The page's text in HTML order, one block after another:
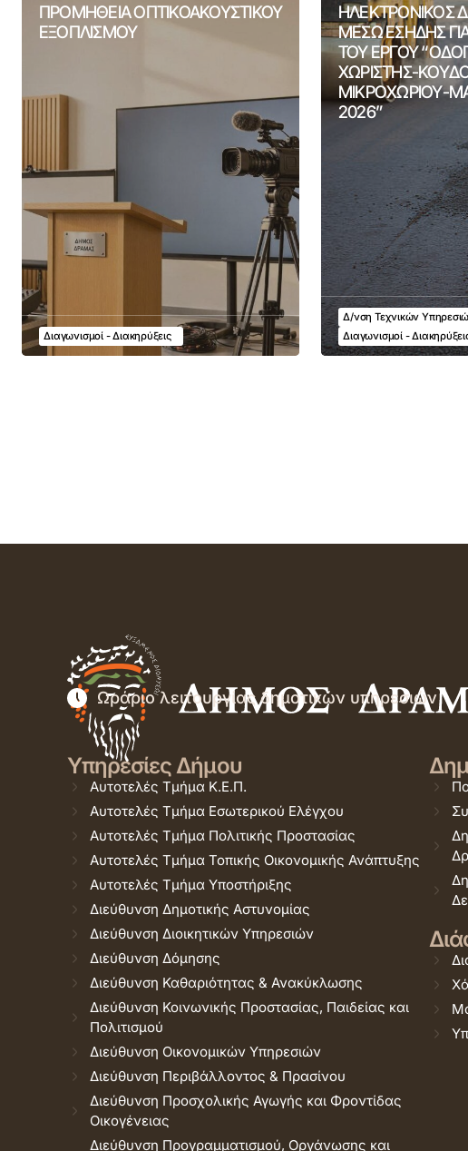
ΠΡΟΜΗΘΕΙΑ ΟΠΤΙΚΟΑΚΟΥΣΤΙΚΟΥ
ΕΞΟΠΛΙΣΜΟΥ
Διαγωνισμοί - Διακηρύξεις
ΗΛΕΚΤΡΟΝΙΚΟΣ
ΜΕΣΩ ΕΣΗΔΗΣ
ΤΟΥ ΕΡΓΟΥ
ΧΩΡΙΣΤΗΣ-
ΜΙΚΡΟΧΩΡΙΟΥ-
2026”
Δ/νση Τεχνικών
Διαγωνισμοί -
Ωράριο λειτουργίας δημοτικών υπηρεσιών
Υπηρεσίες Δήμου
Αυτοτελές Τμήμα Κ.Ε.Π.
Αυτοτελές Τμήμα Εσωτερικού Ελέγχου
Αυτοτελές Τμήμα Πολιτικής Προστασίας
Αυτοτελές Τμήμα Τοπικής Οικονομικής Ανάπτυξης
Αυτοτελές Τμήμα Υποστήριξης
Διεύθυνση Δημοτικής Αστυνομίας
Διεύθυνση Διοικητικών Υπηρεσιών
Διεύθυνση Δόμησης
Διεύθυνση Καθαριότητας & Ανακύκλωσης
Διεύθυνση Κοινωνικής Προστασίας, Παιδείας και
Πολιτισμού
Διεύθυνση Οικονομικών Υπηρεσιών
Διεύθυνση Περιβάλλοντος & Πρασίνου
Διεύθυνση Προσχολικής Αγωγής και Φροντίδας
Οικογένειας
Διεύθυνση Προγραμματισμού, Οργάνωσης και